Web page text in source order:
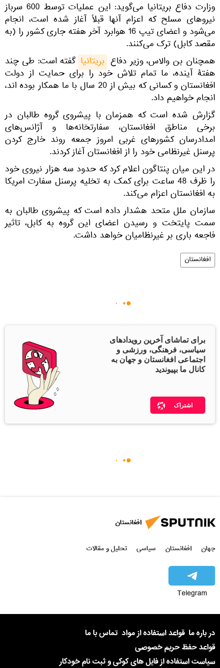
وزارت دفاع بریتانیا می‌گوید: این عملیات توسط 600 سرباز
نیروهای مسلح که اعزام آنها قبلاً آغاز شده است، انجام
می‌شود و اعضای تیپ 16 هوابرد آخر هفته جاری کشور را (به
مقصد کابل) ترک می‌کنند.
همچنان بن والاس، وزیر دفاع بریتانیا گفته است: طی چند
هفتۀ آینده، ما تمام تلاش خود را برای حمایت از دولت
افغانستان و کسانی که بیش از 20 سال با ما همکار بوده اند،
انجام خواهیم داد.
گزارش شده است که همزمان با پیشروی گروه طالبان در
برخی مناطق افغانستان، سفارتخانه‌ها و آژانس‌های
امدادرسان کشورهای غربی امروز جمعه روند خارج کردن
پرسنل غیرنظامی خود را از افغانستان آغاز کردند.
در این میان پنتاگون اعلام کرد که حدود سه هزار نیروی خود
را ظرف 48 ساعت برای کمک به تخلیه پرسنل سفارت امریکا
به افغانستان اعزام می‌کند.
سازمان ملل متحد هشدار داده است که پیشروی طالبان به
سمت پایتخت و رسیدن اعضای این گروه به کابل، تاثیر
فاجعه باری بر غیرنظامیان خواهد داشت.
افغانستان
برای تماشای آخرین رویدادهای
سیاسی، فرهنگی، ورزشی و
اجتماعی افغانستان و جهان به
کانال ما بپیوندید
اشتراک
افغانستان
جهان افغانستان سیاسی تحلیل و مقالات
Telegram
در باره ما قواعد استفاده از مواد تماس با ما
قواعد حفظ حریم خصوصی
سیاست استفاده از فایل های کوکی و ثبت نام خودکار